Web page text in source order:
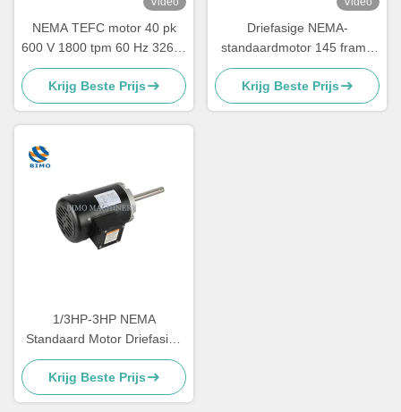
NEMA TEFC motor 40 pk
600 V 1800 tpm 60 Hz 326-T
elektrische
wisselstroommotor 3 fase
Krijg Beste Prijs
Driefasige NEMA-
standaardmotor 145 frame
gewalste staal-
boerderijmotor
Krijg Beste Prijs
1/3HP-3HP NEMA
Standaard Motor Driefasige
straalpompmotor CSA / CUS
Gecertificeerd
Krijg Beste Prijs